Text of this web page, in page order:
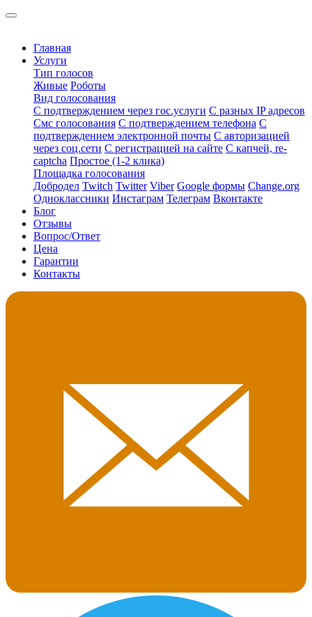
Главная
Услуги
Тип голосов
Живые Роботы
Вид голосования
С подтверждением через гос.услуги С разных IP адресов
Смс голосования С подтверждением телефона С
подтверждением электронной почты С авторизацией
через соц.сети С регистрацией на сайте С капчей, re-
captcha Простое (1-2 клика)
Площадка голосования
Добродел Twitch Twitter Viber Google формы Change.org
Одноклассники Инстаграм Телеграм Вконтакте
Блог
Отзывы
Вопрос/Ответ
Цена
Гарантии
Контакты